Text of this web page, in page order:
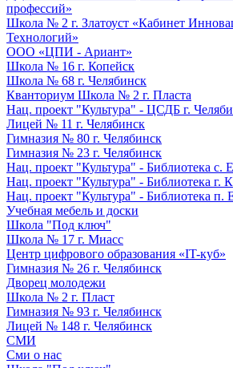
профессий»
Школа № 2 г. Златоуст «Кабинет
Технологий»
ООО «ЦПИ - Ариант»
Школа № 16 г. Копейск
Школа № 68 г. Челябинск
Кванториум Школа № 2 г. Пласта
Нац. проект "Культура" - ЦСДБ г.
Лицей № 11 г. Челябинск
Гимназия № 80 г. Челябинск
Гимназия № 23 г. Челябинск
Нац. проект "Культура" - Библиотека с.
Нац. проект "Культура" - Библиотека г.
Нац. проект "Культура" - Библиотека п.
Учебная мебель и доски
Школа "Под ключ"
Школа № 17 г. Миасс
Центр цифрового образования «IT-куб»
Гимназия № 26 г. Челябинск
Дворец молодежи
Школа № 2 г. Пласт
Гимназия № 93 г. Челябинск
Лицей № 148 г. Челябинск
СМИ
Сми о нас